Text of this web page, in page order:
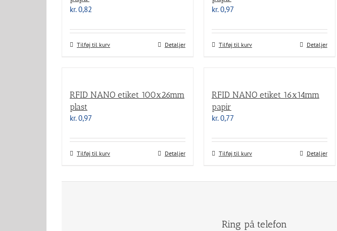
kr.0,82
Tilføj til kurv Detaljer
kr.0,97
Tilføj til kurv Detaljer
RFID NANO etiket 100x26mm
plast
kr.0,97
Tilføj til kurv Detaljer
RFID NANO etiket 16x14mm
papir
kr.0,77
Tilføj til kurv Detaljer
Ring på telefon